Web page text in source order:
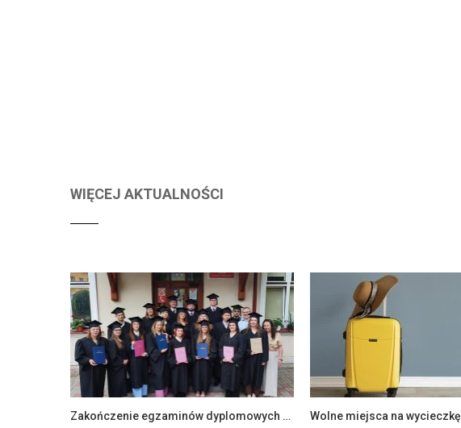
WIĘCEJ AKTUALNOŚCI
Zakończenie egzaminów dyplomowych na Wydziale Ekonomii i Zarządzania Wolne miejsca na wycieczkę